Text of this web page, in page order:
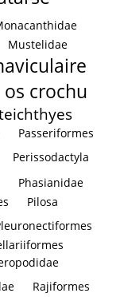
Mustelidae
os crochu
Passeriformes
Perissodactyla
Phasianidae
Pilosa
Rajiformes